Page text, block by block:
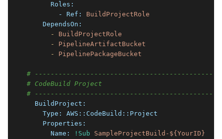
      Roles:
        - Ref:
BuildProjectRole
    DependsOn:
      -
BuildProjectRole
      -
PipelineArtifactBucket
      -
PipelinePackageBucket
#
# CodeBuild Project
#
  BuildProject:
    Type:
AWS::CodeBuild::Project
    Properties:
      Name:
!Sub
SampleProjectBuild-${YourID}